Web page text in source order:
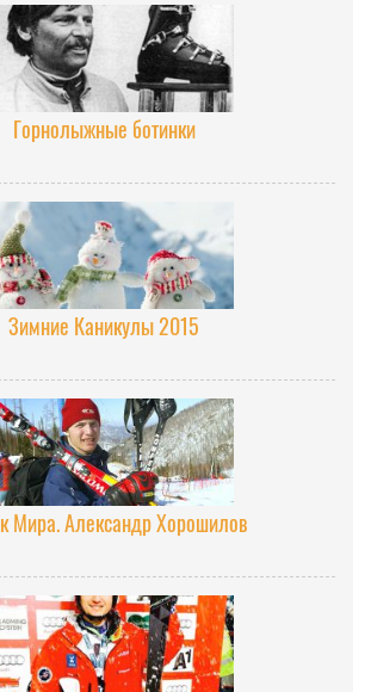
Горнолыжные ботинки
Зимние Каникулы 2015
Мира. Александр Хорошилов